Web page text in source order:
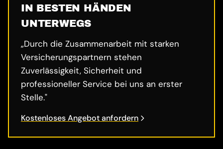
IN BESTEN HÄNDEN
UNTERWEGS
„Durch die Zusammenarbeit mit starken
Versicherungspartnern stehen
Zuverlässigkeit, Sicherheit und
professioneller Service bei uns an erster
Stelle."
Kostenloses Angebot anfordern